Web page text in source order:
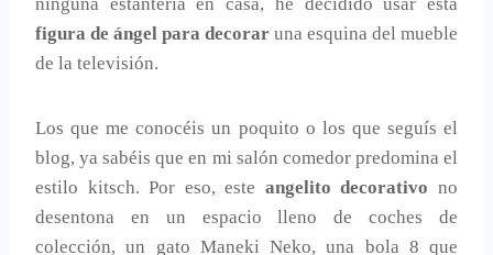
figura de ángel para decorar una esquina del mueble
de la televisión.
Los que me conocéis un poquito o los que seguís el
blog, ya sabéis que en mi salón comedor predomina el
estilo kitsch. Por eso, este angelito decorativo no
desentona en un espacio lleno de coches de
colección, un gato Maneki Neko, una bola 8 que